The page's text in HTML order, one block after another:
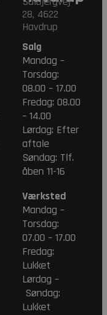
28, 4622
Havdrup
Salg
Mandag –
Torsdag:
08.00 – 17.00
Fredag: 08.00
– 14.00
Lørdag: Efter
aftale
Søndag: Tlf.
åben 11-16
Værksted
Mandag –
Torsdag:
07.00 – 17.00
Fredag:
Lukket
Lørdag –
Søndag:
Lukket